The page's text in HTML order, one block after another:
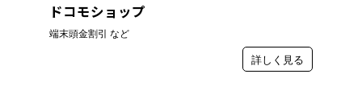
ドコモショップ
端末頭金割引 など
詳しく見る